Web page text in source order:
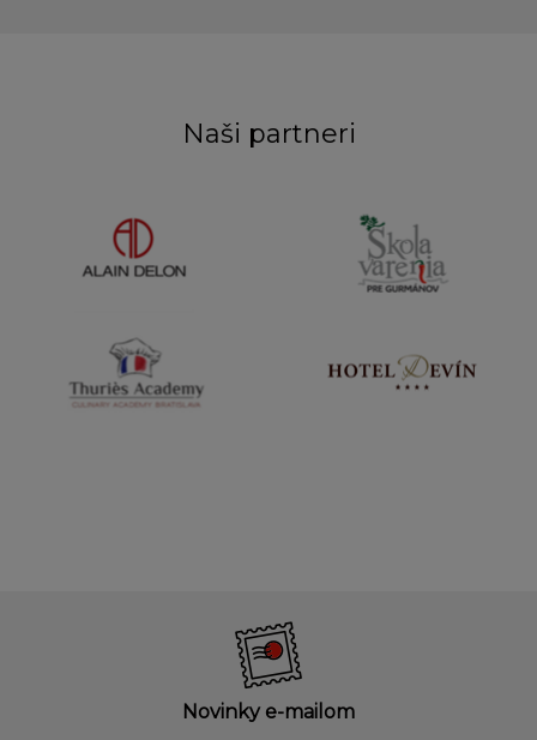
Naši partneri
Novinky e-mailom